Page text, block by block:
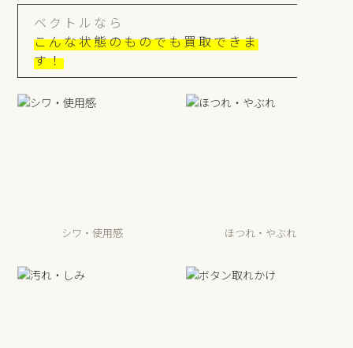
ベクトルなら
こんな状態のものでも買取できま
す！
シワ・使用感 ほつれ・やぶれ